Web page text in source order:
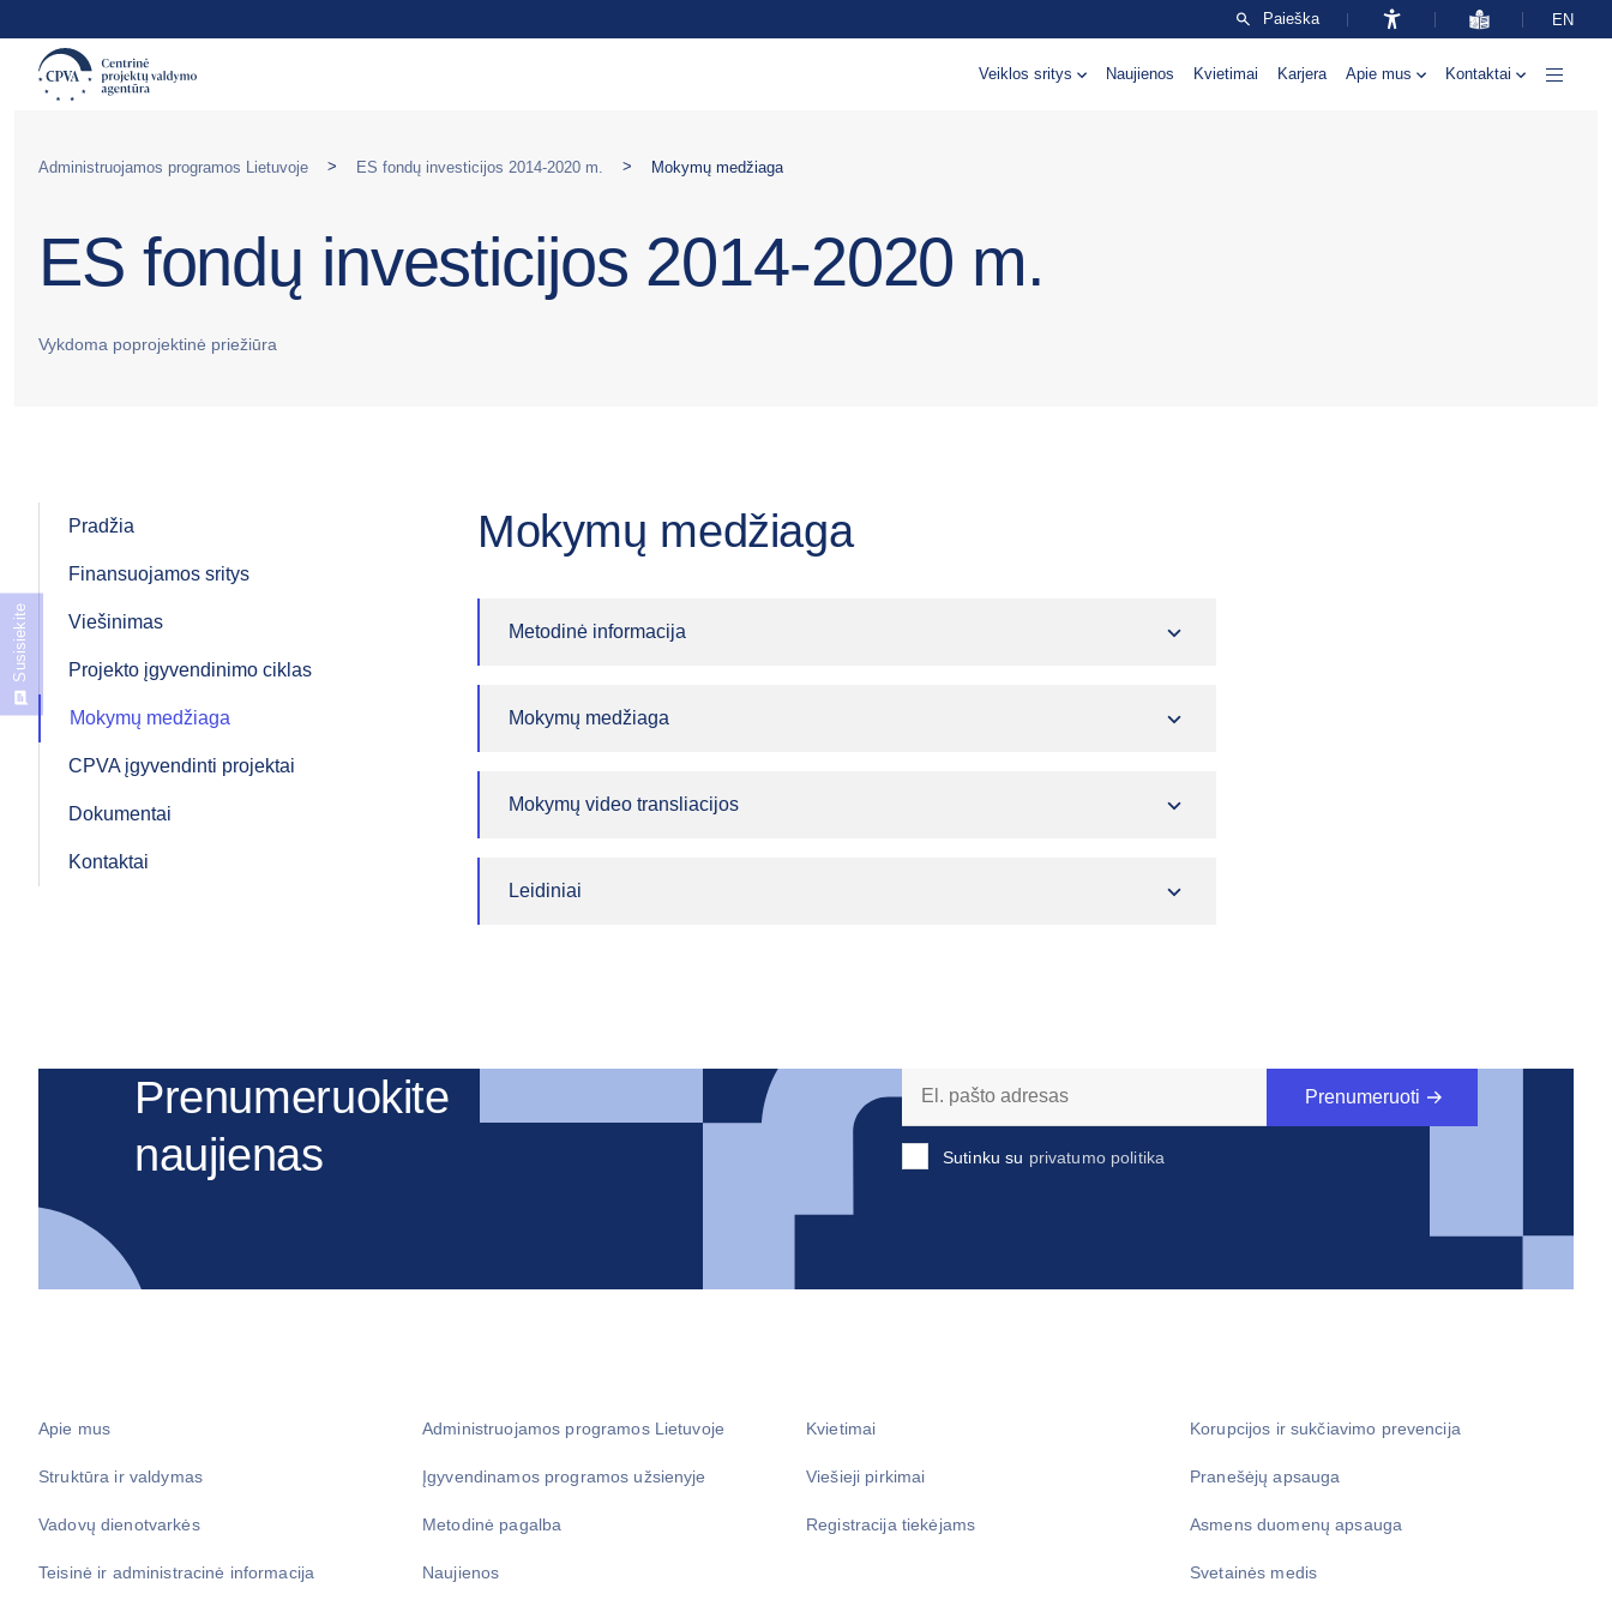
Paieška EN
Veiklos sritys Naujienos Kvietimai Karjera Apie mus Kontaktai
Administruojamos programos Lietuvoje > ES fondų investicijos 2014-2020 m. > Mokymų medžiaga
ES fondų investicijos 2014-2020 m.
Vykdoma poprojektinė priežiūra
Pradžia
Finansuojamos sritys
Viešinimas
Projekto įgyvendinimo ciklas
Mokymų medžiaga
CPVA įgyvendinti projektai
Dokumentai
Kontaktai
Mokymų medžiaga
Metodinė informacija
Mokymų medžiaga
Mokymų video transliacijos
Leidiniai
Prenumeruokite
naujienas
Sutinku su privatumo politika
Prenumeruoti
Apie mus
Struktūra ir valdymas
Vadovų dienotvarkės
Teisinė ir administracinė informacija
Administruojamos programos Lietuvoje
Įgyvendinamos programos užsienyje
Metodinė pagalba
Naujienos
Kvietimai
Viešieji pirkimai
Registracija tiekėjams
Korupcijos ir sukčiavimo prevencija
Pranešėjų apsauga
Asmens duomenų apsauga
Svetainės medis
Susisiekite